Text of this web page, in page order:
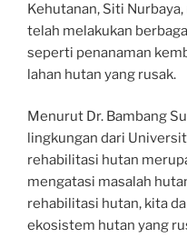
Kehutanan, Siti
telah melakukan
seperti penanaman
lahan hutan yang rusak.
Menurut Dr. Bambang
lingkungan dari
rehabilitasi hutan
mengatasi masalah
rehabilitasi hutan, kita
ekosistem hutan yang